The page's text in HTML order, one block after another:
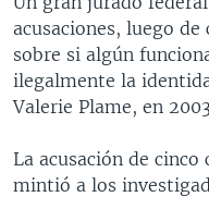
VENEZUELA
BRASIL
NICARAGUA
ECONOMÍA
ENTRETENIMIENTO Y
TECNOLOGÍA
CIENCIA Y SALUD
MULTIMEDIA
VIDEOS
FOTOGRAFÍA
PROGRAMAS TV
EL MUNDO AL DÍA
VISIÓN 360
RADIO
AUDIONOTICIAS
DOCUMENTALES DE LA VOA
acusaciones, luego
sobre si algún
ilegalmente la
Valerie Plame, en
La acusación de
mintió a los